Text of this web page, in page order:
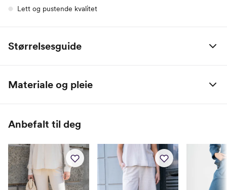
Lett og pustende kvalitet
Størrelsesguide
Bryst 84 88 100
Hofte 92 96
Innersøm 80 80 80 80 80
Materiale og pleie
Anbefalt til deg